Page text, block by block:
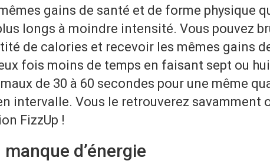
gains de santé et de forme physique
longs à moindre intensité. Vous pouvez
de calories et recevoir les mêmes gains
fois moins de temps en faisant sept ou
de 30 à 60 secondes pour une même
intervalle. Vous le retrouverez savamment
FizzUp !
manque d’énergie